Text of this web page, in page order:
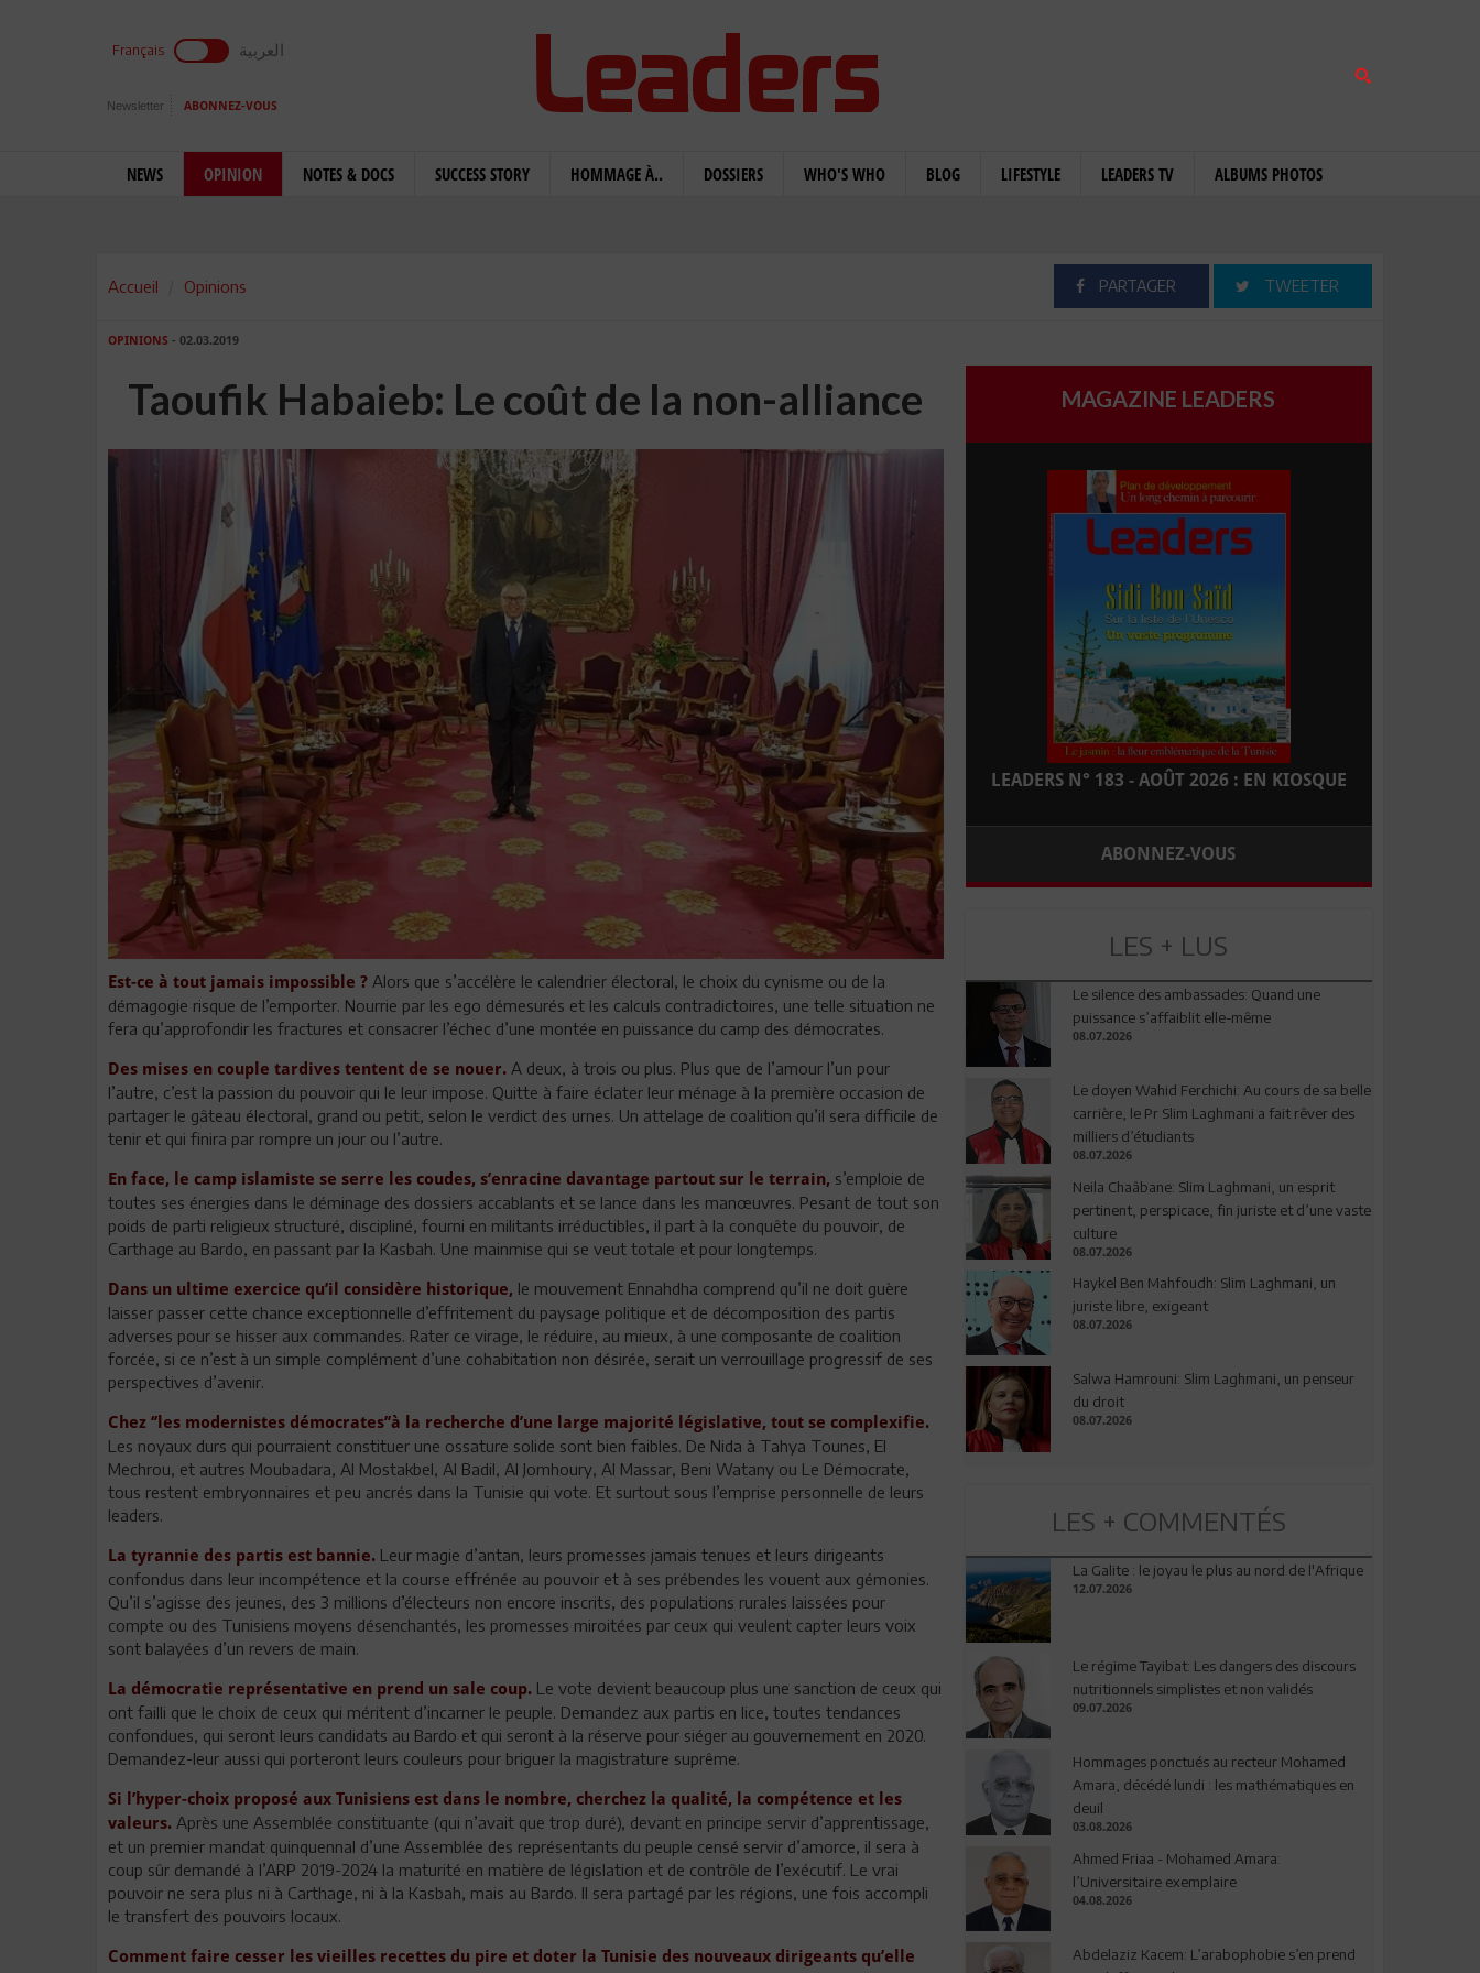
Français العربية
Newsletter ABONNEZ-VOUS
NEWS OPINION NOTES & DOCS SUCCESS STORY HOMMAGE À.. DOSSIERS WHO'S WHO BLOG LIFESTYLE LEADERS TV ALBUMS PHOTOS
Accueil Opinions PARTAGER TWEETER
OPINIONS - 02.03.2019
Taoufik Habaieb: Le coût de la non-alliance
Est-ce à tout jamais impossible ? Alors que s’accélère le calendrier électoral, le choix du cynisme ou de la
démagogie risque de l’emporter. Nourrie par les ego démesurés et les calculs contradictoires, une telle situation ne
fera qu’approfondir les fractures et consacrer l’échec d’une montée en puissance du camp des démocrates.
Des mises en couple tardives tentent de se nouer. A deux, à trois ou plus. Plus que de l’amour l’un pour
l’autre, c’est la passion du pouvoir qui le leur impose. Quitte à faire éclater leur ménage à la première occasion de
partager le gâteau électoral, grand ou petit, selon le verdict des urnes. Un attelage de coalition qu’il sera difficile de
tenir et qui finira par rompre un jour ou l’autre.
En face, le camp islamiste se serre les coudes, s’enracine davantage partout sur le terrain, s’emploie de
toutes ses énergies dans le déminage des dossiers accablants et se lance dans les manœuvres. Pesant de tout son
poids de parti religieux structuré, discipliné, fourni en militants irréductibles, il part à la conquête du pouvoir, de
Carthage au Bardo, en passant par la Kasbah. Une mainmise qui se veut totale et pour longtemps.
Dans un ultime exercice qu’il considère historique, le mouvement Ennahdha comprend qu’il ne doit guère
laisser passer cette chance exceptionnelle d’effritement du paysage politique et de décomposition des partis
adverses pour se hisser aux commandes. Rater ce virage, le réduire, au mieux, à une composante de coalition
forcée, si ce n’est à un simple complément d’une cohabitation non désirée, serait un verrouillage progressif de ses
perspectives d’avenir.
Chez ‘’les modernistes démocrates’’à la recherche d’une large majorité législative, tout se complexifie.
Les noyaux durs qui pourraient constituer une ossature solide sont bien faibles. De Nida à Tahya Tounes, El
Mechrou, et autres Moubadara, Al Mostakbel, Al Badil, Al Jomhoury, Al Massar, Beni Watany ou Le Démocrate,
tous restent embryonnaires et peu ancrés dans la Tunisie qui vote. Et surtout sous l’emprise personnelle de leurs
leaders.
La tyrannie des partis est bannie. Leur magie d’antan, leurs promesses jamais tenues et leurs dirigeants
confondus dans leur incompétence et la course effrénée au pouvoir et à ses prébendes les vouent aux gémonies.
Qu’il s’agisse des jeunes, des 3 millions d’électeurs non encore inscrits, des populations rurales laissées pour
compte ou des Tunisiens moyens désenchantés, les promesses miroitées par ceux qui veulent capter leurs voix
sont balayées d’un revers de main.
La démocratie représentative en prend un sale coup. Le vote devient beaucoup plus une sanction de ceux qui
ont failli que le choix de ceux qui méritent d’incarner le peuple. Demandez aux partis en lice, toutes tendances
confondues, qui seront leurs candidats au Bardo et qui seront à la réserve pour siéger au gouvernement en 2020.
Demandez-leur aussi qui porteront leurs couleurs pour briguer la magistrature suprême.
Si l’hyper-choix proposé aux Tunisiens est dans le nombre, cherchez la qualité, la compétence et les
valeurs. Après une Assemblée constituante (qui n’avait que trop duré), devant en principe servir d’apprentissage,
et un premier mandat quinquennal d’une Assemblée des représentants du peuple censé servir d’amorce, il sera à
coup sûr demandé à l’ARP 2019-2024 la maturité en matière de législation et de contrôle de l’exécutif. Le vrai
pouvoir ne sera plus ni à Carthage, ni à la Kasbah, mais au Bardo. Il sera partagé par les régions, une fois accompli
le transfert des pouvoirs locaux.
Comment faire cesser les vieilles recettes du pire et doter la Tunisie des nouveaux dirigeants qu’elle
MAGAZINE LEADERS
LEADERS N° 183 - AOÛT 2026 : EN KIOSQUE
ABONNEZ-VOUS
LES + LUS
Le silence des ambassades: Quand une
puissance s’affaiblit elle-même
08.07.2026
Le doyen Wahid Ferchichi: Au cours de sa belle
carrière, le Pr Slim Laghmani a fait rêver des
milliers d’étudiants
08.07.2026
Neila Chaâbane: Slim Laghmani, un esprit
pertinent, perspicace, fin juriste et d’une vaste
culture
08.07.2026
Haykel Ben Mahfoudh: Slim Laghmani, un
juriste libre, exigeant
08.07.2026
Salwa Hamrouni: Slim Laghmani, un penseur
du droit
08.07.2026
LES + COMMENTÉS
La Galite : le joyau le plus au nord de l'Afrique
12.07.2026
Le régime Tayibat: Les dangers des discours
nutritionnels simplistes et non validés
09.07.2026
Hommages ponctués au recteur Mohamed
Amara, décédé lundi : les mathématiques en
deuil
03.08.2026
Ahmed Friaa - Mohamed Amara:
l’Universitaire exemplaire
04.08.2026
Abdelaziz Kacem: L’arabophobie s’en prend